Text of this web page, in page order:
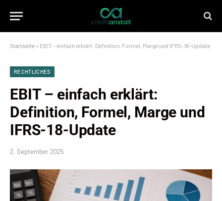
Startseite » EBIT – einfach erklärt: Definition, Formel, Marge und IFRS-18-Update
RECHTLICHES
EBIT – einfach erklärt:
Definition, Formel, Marge und
IFRS-18-Update
2. September 2025